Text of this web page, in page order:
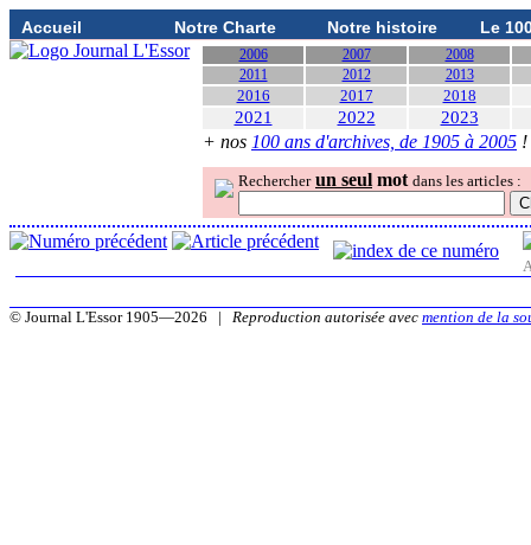
Accueil Notre Charte Notre histoire Le
2006 2007
2008
2011
2012 2013
2016 2017 2018
2021 2022 2023
+ nos 100 ans d'archives, de 1905 à 2005 !
Rechercher un seul mot dans les articles :
© Journal L'Essor 1905—2026 | Reproduction autorisée avec mention de la